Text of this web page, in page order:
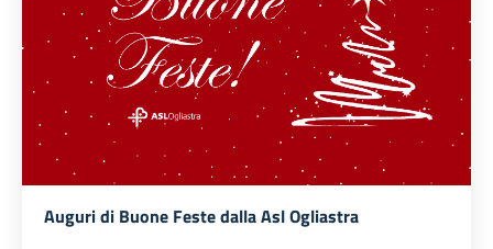
Auguri di Buone Feste dalla Asl Ogliastra